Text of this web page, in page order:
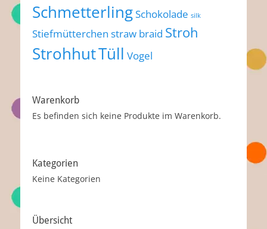
SchmetterlingSchokolade silk
Stiefmütterchen straw braid Stroh
StrohhutTüll Vogel
Warenkorb
Es befinden sich keine Produkte im Warenkorb.
Kategorien
Keine Kategorien
Übersicht